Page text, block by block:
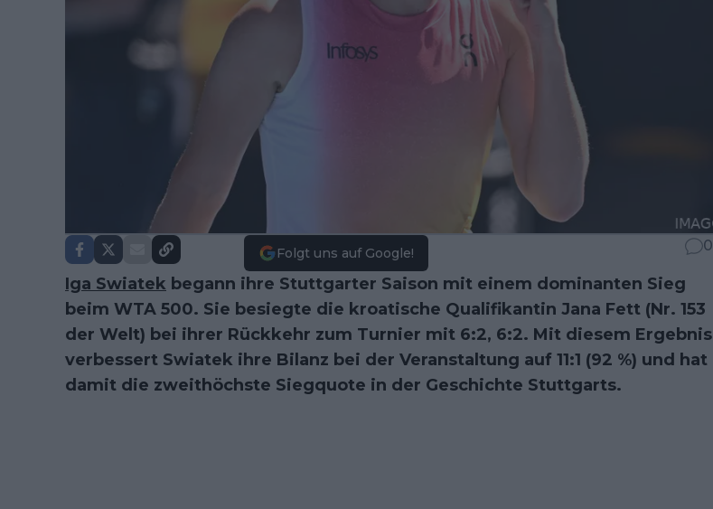
Folgt uns auf Google! 0
Iga Swiatek begann ihre Stuttgarter Saison mit einem dominanten Sieg
beim WTA 500. Sie besiegte die kroatische Qualifikantin Jana Fett (Nr. 153
der Welt) bei ihrer Rückkehr zum Turnier mit 6:2, 6:2. Mit diesem Ergebnis
verbessert Swiatek ihre Bilanz bei der Veranstaltung auf 11:1 (92 %) und hat
damit die zweithöchste Siegquote in der Geschichte Stuttgarts.